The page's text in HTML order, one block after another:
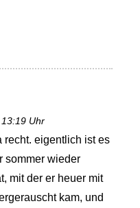
Uhr
recht. eigentlich ist es
sommer wieder
mit der er heuer mit
kam, und